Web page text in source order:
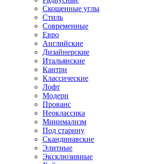
Скошенные углы
Стиль
Современные
Евро
Английские
Дизайнерские
Итальянские
Кантри
Классические
Лофт
Модерн
Прованс
Неоклассика
Минимализм
Под старину
Скандинавские
Элитные
Эксклюзивные